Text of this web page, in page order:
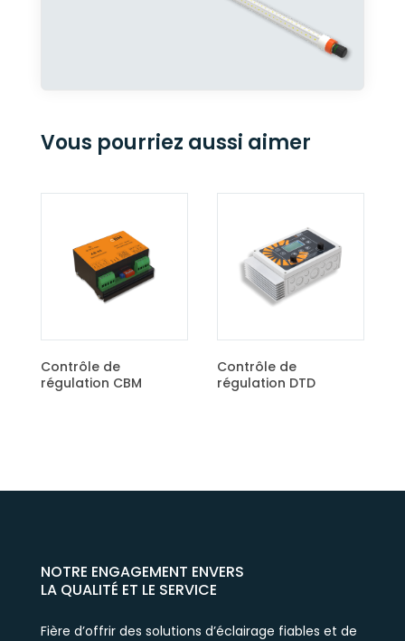
Vous pourriez aussi aimer
Contrôle de
régulation DTD
Contrôle de
régulation ECO
NOTRE ENGAGEMENT ENVERS
LA QUALITÉ ET LE SERVICE
Fière d’offrir des solutions d’éclairage fiables et de